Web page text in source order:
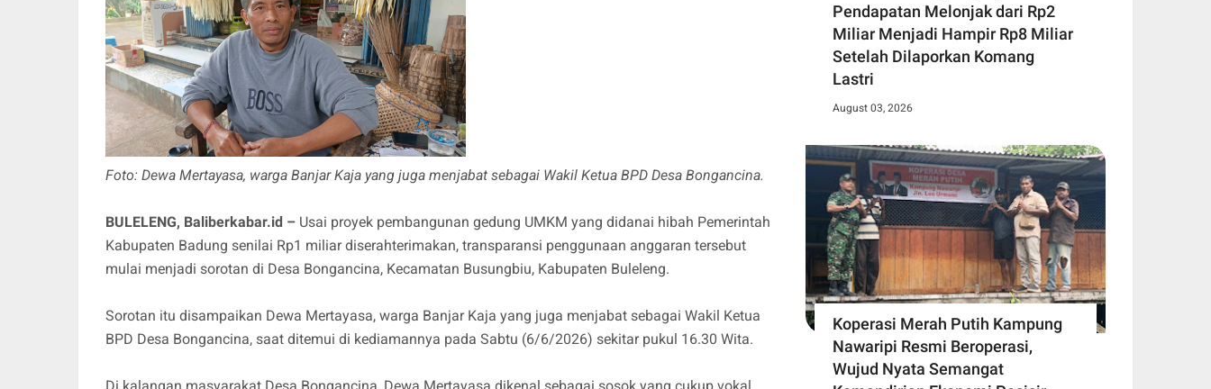
Foto: Dewa Mertayasa, warga Banjar Kaja yang juga menjabat sebagai Wakil Ketua BPD Desa Bongancina.
BULELENG, Baliberkabar.id – Usai proyek pembangunan gedung UMKM yang didanai hibah Pemerintah
Kabupaten Badung senilai Rp1 miliar diserahterimakan, transparansi penggunaan anggaran tersebut
mulai menjadi sorotan di Desa Bongancina, Kecamatan Busungbiu, Kabupaten Buleleng.
Sorotan itu disampaikan Dewa Mertayasa, warga Banjar Kaja yang juga menjabat sebagai Wakil Ketua
BPD Desa Bongancina, saat ditemui di kediamannya pada Sabtu (6/6/2026) sekitar pukul 16.30 Wita.
Pendapatan Melonjak dari Rp2
Miliar Menjadi Hampir Rp8 Miliar
Setelah Dilaporkan Komang
Lastri
August 03, 2026
Koperasi Merah Putih Kampung
Nawaripi Resmi Beroperasi,
Wujud Nyata Semangat